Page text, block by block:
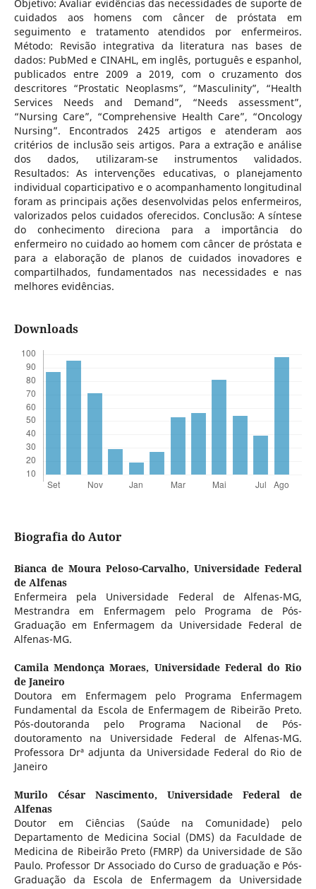
Objetivo: Avaliar evidências das necessidades de suporte de
cuidados aos homens com câncer de próstata em
seguimento e tratamento atendidos por enfermeiros.
Método: Revisão integrativa da literatura nas bases de
dados: PubMed e CINAHL, em inglês, português e espanhol,
publicados entre 2009 a 2019, com o cruzamento dos
descritores “Prostatic Neoplasms”, “Masculinity”, “Health
Services Needs and Demand”, “Needs assessment”,
“Nursing Care”, “Comprehensive Health Care”, “Oncology
Nursing”. Encontrados 2425 artigos e atenderam aos
critérios de inclusão seis artigos. Para a extração e análise
dos dados, utilizaram-se instrumentos validados.
Resultados: As intervenções educativas, o planejamento
individual coparticipativo e o acompanhamento longitudinal
foram as principais ações desenvolvidas pelos enfermeiros,
valorizados pelos cuidados oferecidos. Conclusão: A síntese
do conhecimento direciona para a importância do
enfermeiro no cuidado ao homem com câncer de próstata e
para a elaboração de planos de cuidados inovadores e
compartilhados, fundamentados nas necessidades e nas
melhores evidências.
Downloads
Biografia do Autor
Bianca de Moura Peloso-Carvalho,Universidade Federal
de Alfenas
Enfermeira pela Universidade Federal de Alfenas-MG,
Mestrandra em Enfermagem pelo Programa de Pós-
Graduação em Enfermagem da Universidade Federal de
Alfenas-MG.
Camila Mendonça Moraes, Universidade Federal do Rio
de Janeiro
Doutora em Enfermagem pelo Programa Enfermagem
Fundamental da Escola de Enfermagem de Ribeirão Preto.
Pós-doutoranda pelo Programa Nacional de Pós-
doutoramento na Universidade Federal de Alfenas-MG.
Professora Drª adjunta da Universidade Federal do Rio de
Janeiro
Murilo César Nascimento,Universidade Federal de
Alfenas
Doutor em Ciências (Saúde na Comunidade) pelo
Departamento de Medicina Social (DMS) da Faculdade de
Medicina de Ribeirão Preto (FMRP) da Universidade de São
Paulo. Professor Dr Associado do Curso de graduação e Pós-
Graduação da Escola de Enfermagem da Universidade